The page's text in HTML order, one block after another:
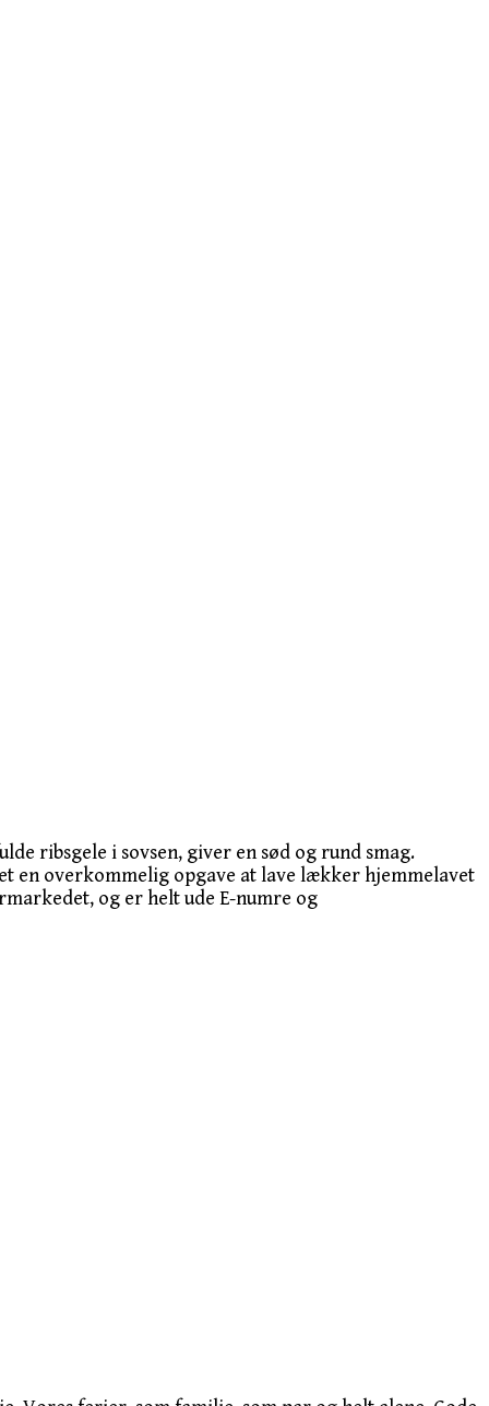
ribsgele i sovsen, giver en sød og rund smag.
en overkommelig opgave at lave lækker hjemmelavet
og er helt ude E-numre og